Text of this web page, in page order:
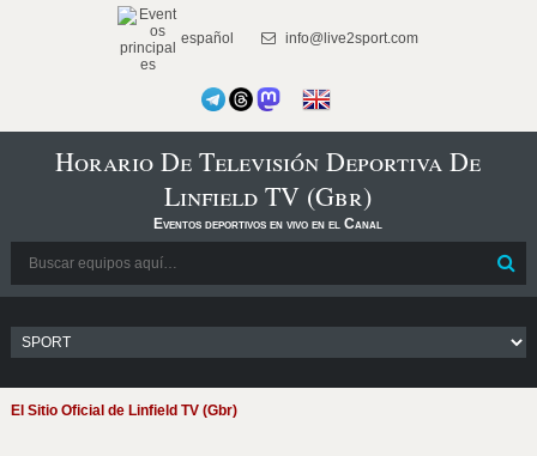
español info@live2sport.com
Horario De Televisión Deportiva De
Linfield TV (Gbr)
Eventos deportivos en vivo en el Canal
El Sitio Oficial de Linfield TV (Gbr)